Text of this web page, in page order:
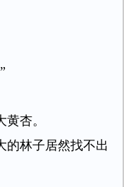
杏。
的林子居然找不出